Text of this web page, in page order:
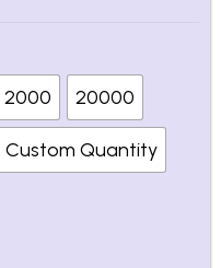
2000 20000
Custom Quantity